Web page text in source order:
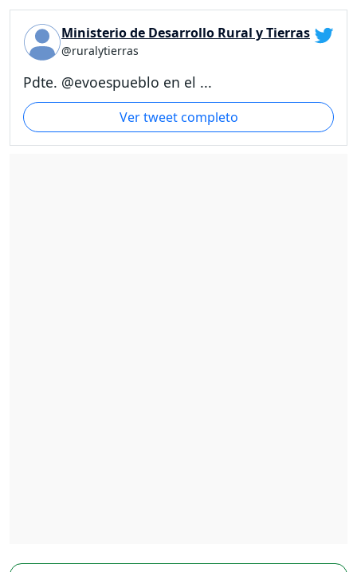
Ministerio de Desarrollo Rural y Tierras
@ruralytierras
Pdte. @evoespueblo en el ...
Ver tweet completo